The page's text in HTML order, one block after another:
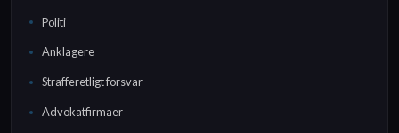
Politi
Anklagere
Strafferetligt forsvar
Advokatfirmaer